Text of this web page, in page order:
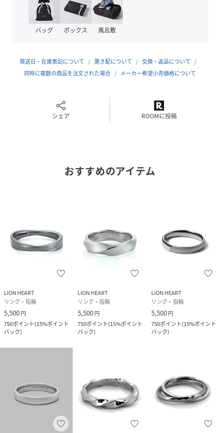
刻印へのこだわり
・すべてのアイテムに、ブランド刻印と素材刻印を施してい
た伝統。品質や由来を保証する署名として受け継がれてきま
した。
・LIONHEARTのアクセサリーは、本物であることを目に見
える形でお届けします。
優しくアレルギー反応を起こしにくい素材。
・汚れが付きにくく、軽く拭くだけで清潔に保てます。特別
なお手入れは不要。
●高級感のある輝き
がらも高級感を演出。
・硬度が高いため、日常使いでも傷がつきにくく、長く愛用
できます。
【LIONHEART-ライオンハート-】
ライオンハートのブランドネームは、英国王朝リチャード1
世”TheLionHearted”にちなんで名づけられた。
冒険好きで、派手な行動を好む一方、市民から硬い忠誠心を
ささげられるほどの熱い心の持ち主だった「獅子心王」。
この普遍的な敬愛すべき人柄のような存在であり続けたい、
バッグ ボックス 風呂敷
発送日・在庫表記について 置き配について
交換・返品について
同時に複数の商品を注文された場合
メーカー希望小売価格について
シェア ROOMに投稿
おすすめのアイテム
LION HEART
リング・指輪
5,500円
750ポイント(15%ポイント
バック)
LION HEART
リング・指輪
5,500円
750ポイント(15%ポイント
バック)
LION HEART
リング・指輪
5,500円
750ポイント(15%ポイント
バック)